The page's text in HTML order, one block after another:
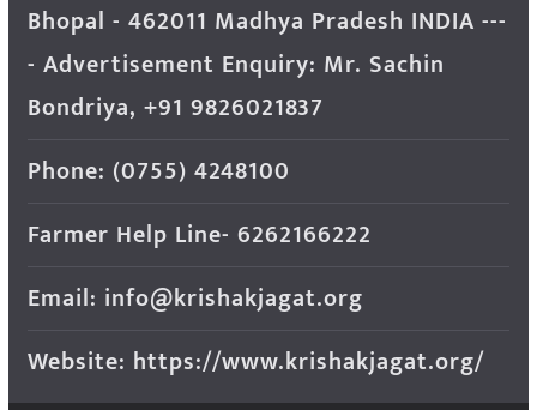
Bhopal - 462011 Madhya Pradesh INDIA ---
- Advertisement Enquiry: Mr. Sachin
Bondriya, +91 9826021837
Phone: (0755) 4248100
Farmer Help Line- 6262166222
Email: info@krishakjagat.org
Website: https://www.krishakjagat.org/